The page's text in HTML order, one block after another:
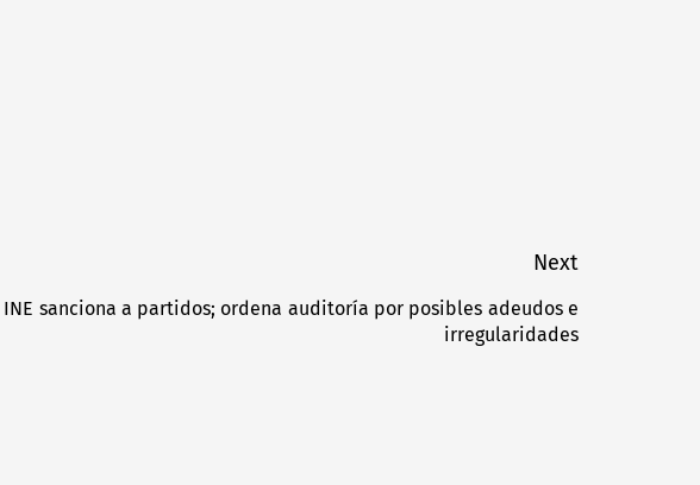
Next
post:
INE sanciona a partidos; ordena auditoría por posibles adeudos e
irregularidades